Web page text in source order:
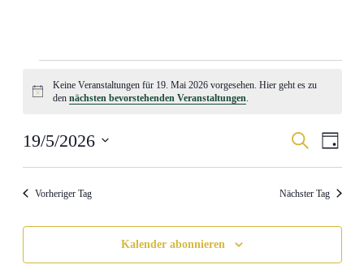
für
Mai
Hinweis
Keine Veranstaltungen für 19. Mai 2026 vorgesehen. Hier geht es zu
den nächsten bevorstehenden Veranstaltungen
Suche
Tag
19/5/2026
Vorheriger Tag Nächster Tag
Kalender abonnieren